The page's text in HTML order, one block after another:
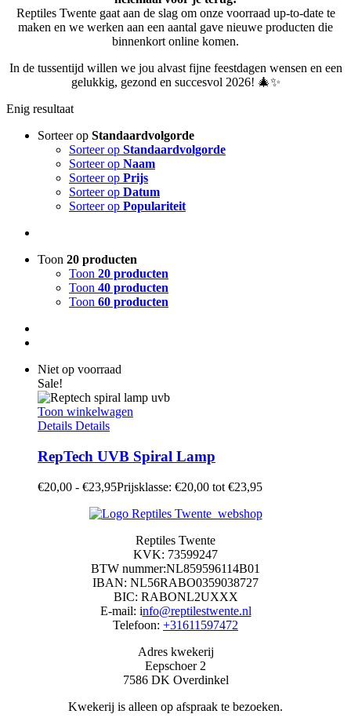
Reptiles Twente gaat aan de slag om onze voorraad up-to-date te
maken en we werken aan een aantal gave nieuwe producten die
binnenkort online komen.
In de tussentijd willen we jou alvast fijne feestdagen wensen en een
gelukkig, gezond en succesvol 2026! 🎄✨
Enig resultaat
Sorteer op Standaardvolgorde
Sorteer op Standaardvolgorde
Sorteer op Naam
Sorteer op Prijs
Sorteer op Datum
Sorteer op Populariteit
Toon 20 producten
Toon 20 producten
Toon 40 producten
Toon 60 producten
Niet op voorraad
Sale!
Toon winkelwagen
Details Details
RepTech UVB Spiral Lamp
€20,00 - €23,95Prijsklasse: €20,00 tot €23,95
Reptiles Twente
KVK: 73599247
BTW nummer:NL859596114B01
IBAN: NL56RABO0359038727
BIC: RABONL2UXXX
E-mail: info@reptilestwente.nl
Telefoon: +31611597472
Adres kwekerij
Eepschoer 2
7586 DK Overdinkel
Kwekerij is alleen op afspraak te bezoeken.